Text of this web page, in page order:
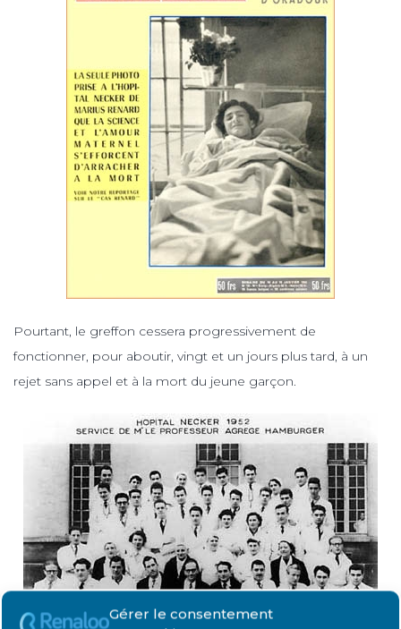
Gérer le consentement
Pourtant, le greffon cessera progressivement de
fonctionner, pour aboutir, vingt et un jours plus tard, à un
rejet sans appel et à la mort du jeune garçon.